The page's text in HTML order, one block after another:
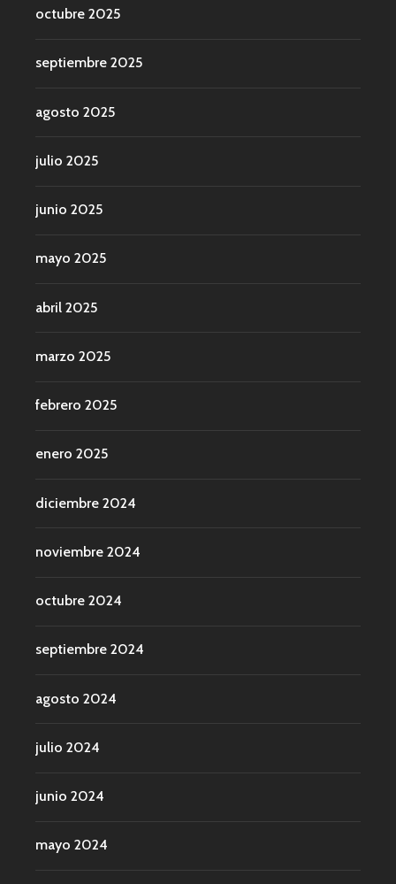
octubre 2025
septiembre 2025
agosto 2025
julio 2025
junio 2025
mayo 2025
abril 2025
marzo 2025
febrero 2025
enero 2025
diciembre 2024
noviembre 2024
octubre 2024
septiembre 2024
agosto 2024
julio 2024
junio 2024
mayo 2024